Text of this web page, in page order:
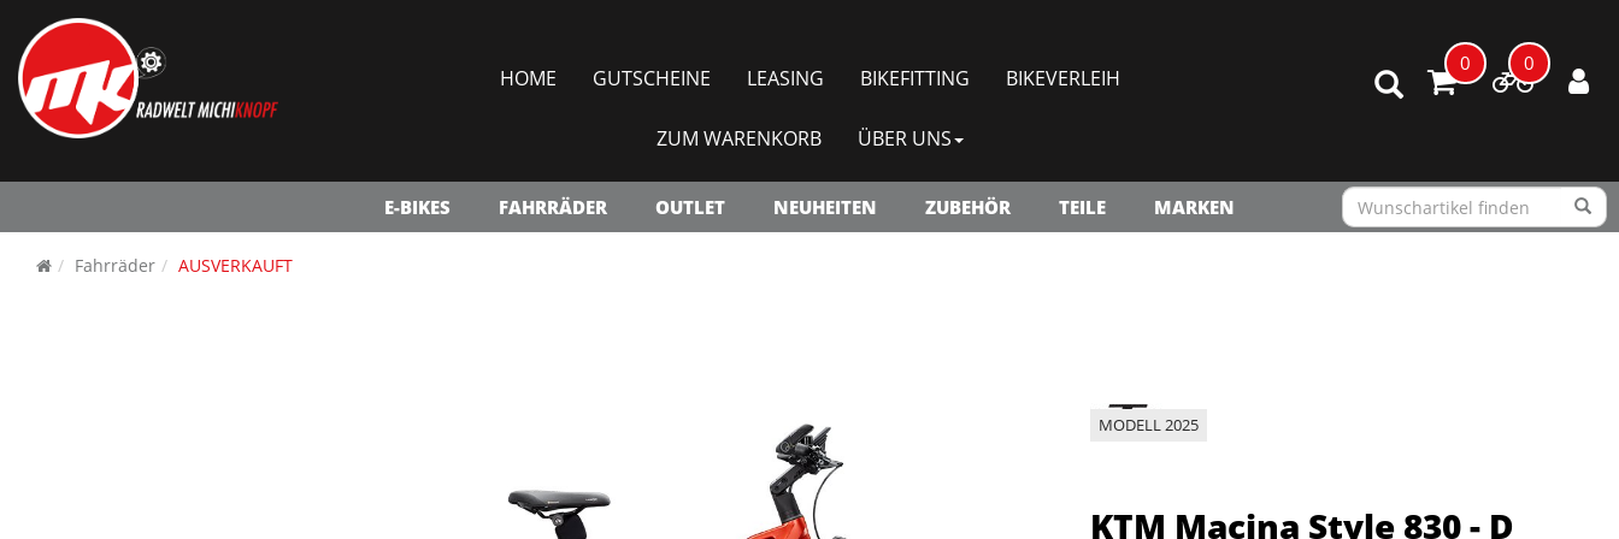
0 0
HOME GUTSCHEINE LEASING BIKEFITTING BIKEVERLEIH
ZUM WARENKORB ÜBER UNS
E-BIKES FAHRRÄDER OUTLET NEUHEITEN ZUBEHÖR TEILE MARKEN
Fahrräder AUSVERKAUFT
MODELL 2025
KTM Macina Style 830 - D